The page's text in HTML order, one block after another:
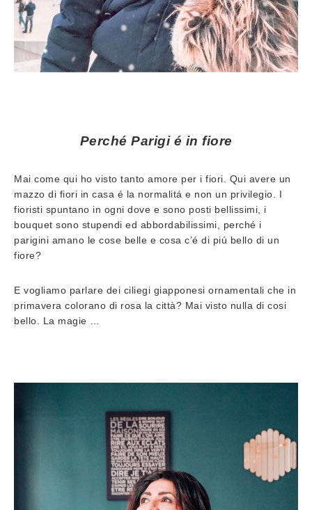
Perché Parigi é in fiore
Mai come qui ho visto tanto amore per i fiori. Qui avere un
mazzo di fiori in casa é la normalitá e non un privilegio. I
fioristi spuntano in ogni dove e sono posti bellissimi, i
bouquet sono stupendi ed abbordabilissimi, perché i
parigini amano le cose belle e cosa c’é di piú bello di un
fiore?
E vogliamo parlare dei ciliegi giapponesi ornamentali che in
primavera colorano di rosa la città? Mai visto nulla di cosi
bello. La magie …